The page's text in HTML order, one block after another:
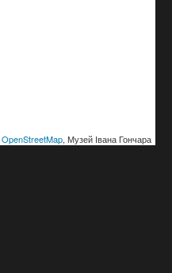
OpenStreetMap, Музей Івана Гончара